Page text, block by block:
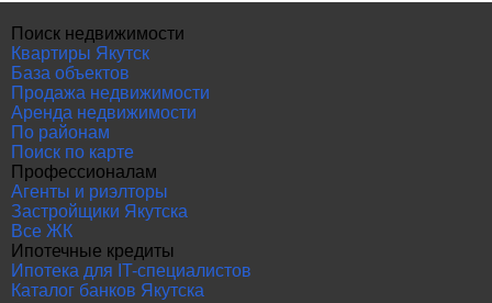
Поиск недвижимости
Квартиры Якутск
База объектов
Продажа недвижимости
Аренда недвижимости
По районам
Поиск по карте
Профессионалам
Агенты и риэлторы
Застройщики Якутска
Все ЖК
Ипотечные кредиты
Ипотека для IT-специалистов
Каталог банков Якутска